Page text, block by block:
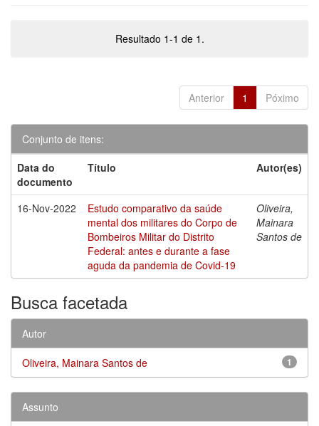
Resultado 1-1 de 1.
Anterior 1 Póximo
Conjunto de itens:
Data do
documento
Título Autor(es)
16-Nov-2022
Estudo comparativo da saúde
mental dos militares do Corpo de
Bombeiros Militar do Distrito
Federal: antes e durante a fase
aguda da pandemia de Covid-19
Oliveira,
Mainara
Santos de
Busca facetada
Autor
1
Oliveira, Mainara Santos de
Assunto